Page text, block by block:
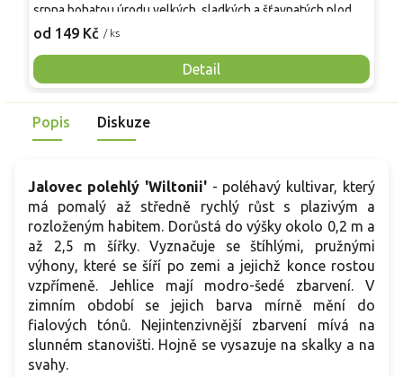
od 149 Kč / ks
Detail
srpna bohatou úrodu velkých, sladkých a šťavnatých plodů.
Pevné vzpřímené výhony tvoří elegantní habitus bez
Mrazuvzdornost do −25 °C a spolehlivá vitalita z něj dělají
skvělou volbu pro každého pěstitele.
Popis Diskuze
Jalovec polehlý 'Wiltonii' - poléhavý kultivar, který
má pomalý až středně rychlý růst s plazivým a
rozloženým habitem. Dorůstá do výšky okolo 0,2 m a
až 2,5 m šířky. Vyznačuje se štíhlými, pružnými
výhony, které se šíří po zemi a jejichž konce rostou
vzpřímeně. Jehlice mají modro-šedé zbarvení. V
zimním období se jejich barva mírně mění do
fialových tónů. Nejintenzivnější zbarvení mívá na
slunném stanovišti. Hojně se vysazuje na skalky a na
svahy.